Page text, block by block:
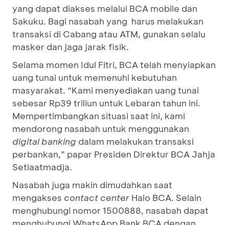
yang dapat diakses melalui BCA mobile dan
Sakuku. Bagi nasabah yang harus melakukan
transaksi di Cabang atau ATM, gunakan selalu
masker dan jaga jarak fisik.
Selama momen Idul Fitri, BCA telah menyiapkan
uang tunai untuk memenuhi kebutuhan
masyarakat. “Kami menyediakan uang tunai
sebesar Rp39 triliun untuk Lebaran tahun ini.
Mempertimbangkan situasi saat ini, kami
mendorong nasabah untuk menggunakan
digital banking dalam melakukan transaksi
perbankan,” papar Presiden Direktur BCA Jahja
Setiaatmadja.
Nasabah juga makin dimudahkan saat
mengakses contact center Halo BCA. Selain
menghubungi nomor 1500888, nasabah dapat